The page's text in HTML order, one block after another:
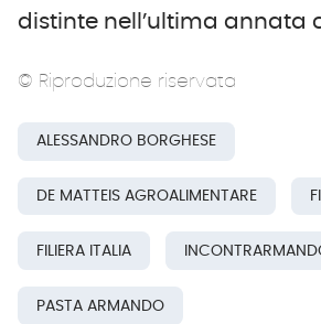
distinte nell’ultima annata
© Riproduzione riservata
ALESSANDRO BORGHESE
DE MATTEIS AGROALIMENTARE
FILIERA ITALIA
PASTA ARMANDO